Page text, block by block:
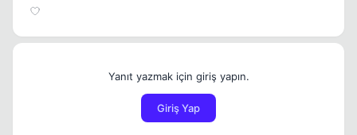
Yanıt yazmak için giriş yapın.
Giriş Yap